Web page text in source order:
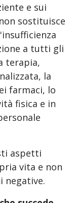
e sui
sostituisce
a tutti gli
terapia,
la
farmaci, lo
fisica e in
aspetti
vita e non
negative.